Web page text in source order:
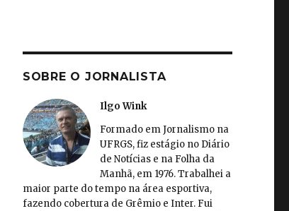
SOBRE O JORNALISTA
Ilgo Wink
Formado em Jornalismo na
UFRGS, fiz estágio no Diário
de Notícias e na Folha da
Manhã, em 1976. Trabalhei a
maior parte do tempo na área esportiva,
fazendo cobertura de Grêmio e Inter. Fui